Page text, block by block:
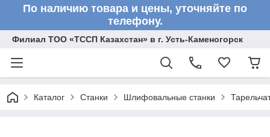
По наличию товара и цены, уточняйте по
телефону.
Филиал ТОО «ТССП Казахстан» в г. Усть-Каменогорск
Каталог Станки Шлифовальные станки